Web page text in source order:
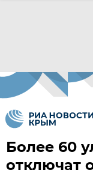
Более 60
отключат